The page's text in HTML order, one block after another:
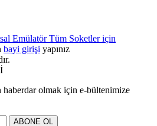
Emülatör Tüm Soketler için
bayi girişi yapınız
olmak için e-bültenimize
ABONE OL